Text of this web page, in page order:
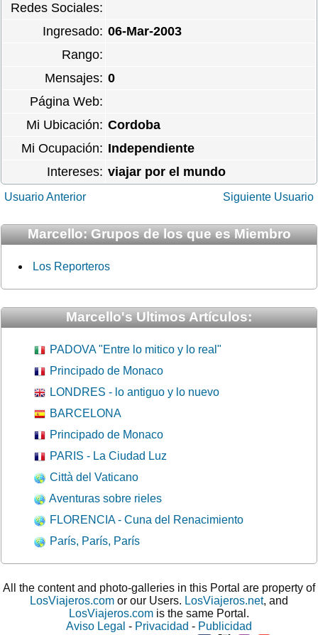
Redes Sociales:
Ingresado: 06-Mar-2003
Rango:
Mensajes: 0
Página Web:
Mi Ubicación: Cordoba
Mi Ocupación: Independiente
Intereses: viajar por el mundo
Usuario Anterior Siguiente Usuario
Marcello: Grupos de los que es Miembro
Los Reporteros
Marcello's Ultimos Artículos:
PADOVA "Entre lo mitico y lo real"
Principado de Monaco
LONDRES - lo antiguo y lo nuevo
BARCELONA
Principado de Monaco
PARIS - La Ciudad Luz
Città del Vaticano
Aventuras sobre rieles
FLORENCIA - Cuna del Renacimiento
París, París, París
All the content and photo-galleries in this Portal are property of
LosViajeros.com or our Users. LosViajeros.net, and
LosViajeros.com is the same Portal.
Aviso Legal - Privacidad - Publicidad